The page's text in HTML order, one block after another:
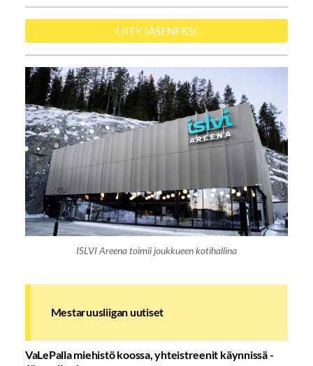
LIITY JÄSENEKSI
ISLVI Areena toimii joukkueen kotihallina
Mestaruusliigan uutiset
VaLePalla miehistö koossa, yhteistreenit käynnissä -